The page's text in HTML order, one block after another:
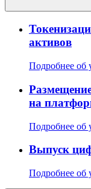
активов
Подробнее об
на
Подробнее об
Выпуск
Подробнее об